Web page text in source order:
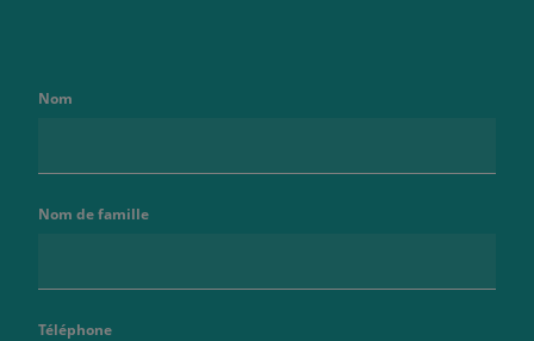
Nom
Nom de famille
Téléphone